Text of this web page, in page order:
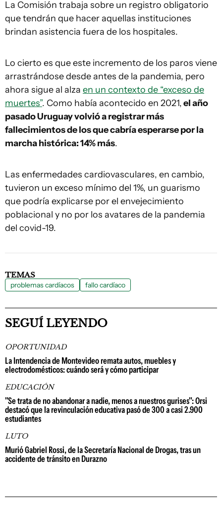
La Comisión trabaja sobre un registro obligatorio
que tendrán que hacer aquellas instituciones
brindan asistencia fuera de los hospitales.
Lo cierto es que este incremento de los paros viene
arrastrándose desde antes de la pandemia, pero
ahora sigue al alza en un contexto de “exceso de
muertes”. Como había acontecido en 2021,el año
pasado Uruguay volvió a registrar más
fallecimientos de los que cabría esperarse por la
marcha histórica: 14% más.
Las enfermedades cardiovasculares, en cambio,
tuvieron un exceso mínimo del 1%, un guarismo
que podría explicarse por el envejecimiento
poblacional y no por los avatares de la pandemia
del covid-19.
TEMAS
problemas cardíacos fallo cardíaco
SEGUÍ LEYENDO
OPORTUNIDAD
La Intendencia de Montevideo remata autos, muebles y
electrodomésticos: cuándo será y cómo participar
EDUCACIÓN
"Se trata de no abandonar a nadie, menos a nuestros gurises": Orsi
destacó que la revinculación educativa pasó de 300 a casi 2.900
estudiantes
LUTO
Murió Gabriel Rossi, de la Secretaría Nacional de Drogas, tras un
accidente de tránsito en Durazno